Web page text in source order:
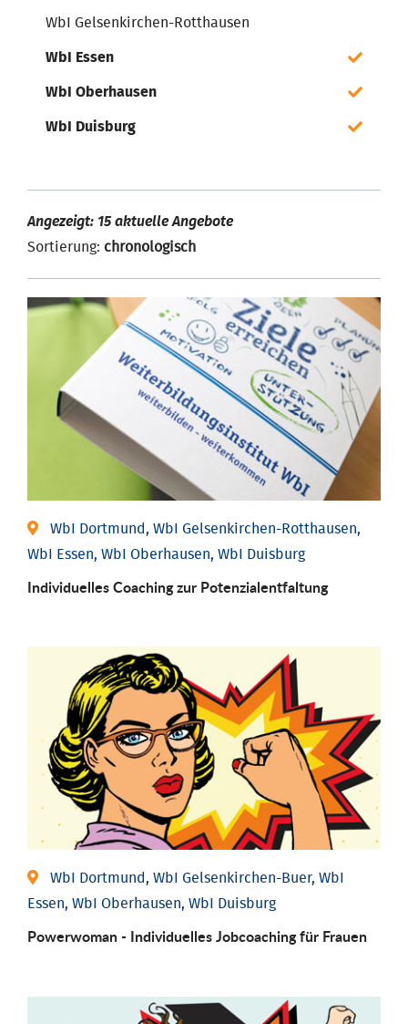
WbI Gelsenkirchen-Rotthausen
WbI Essen
WbI Oberhausen
WbI Duisburg
Angezeigt: 15 aktuelle Angebote
Sortierung: chronologisch
WbI Dortmund, WbI Gelsenkirchen-Rotthausen,
WbI Essen, WbI Oberhausen, WbI Duisburg
Individuelles Coaching zur Potenzialentfaltung
WbI Dortmund, WbI Gelsenkirchen-Buer, WbI
Essen, WbI Oberhausen, WbI Duisburg
Powerwoman - Individu­elles Job­coaching für Frauen